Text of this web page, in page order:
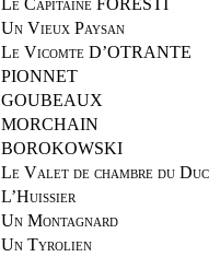
Un Vieux Paysan
Le Vicomte D’OTRANTE
PIONNET
GOUBEAUX
MORCHAIN
BOROKOWSKI
Le Valet de chambre du Duc
L’Huissier
Un Montagnard
Un Tyrolien